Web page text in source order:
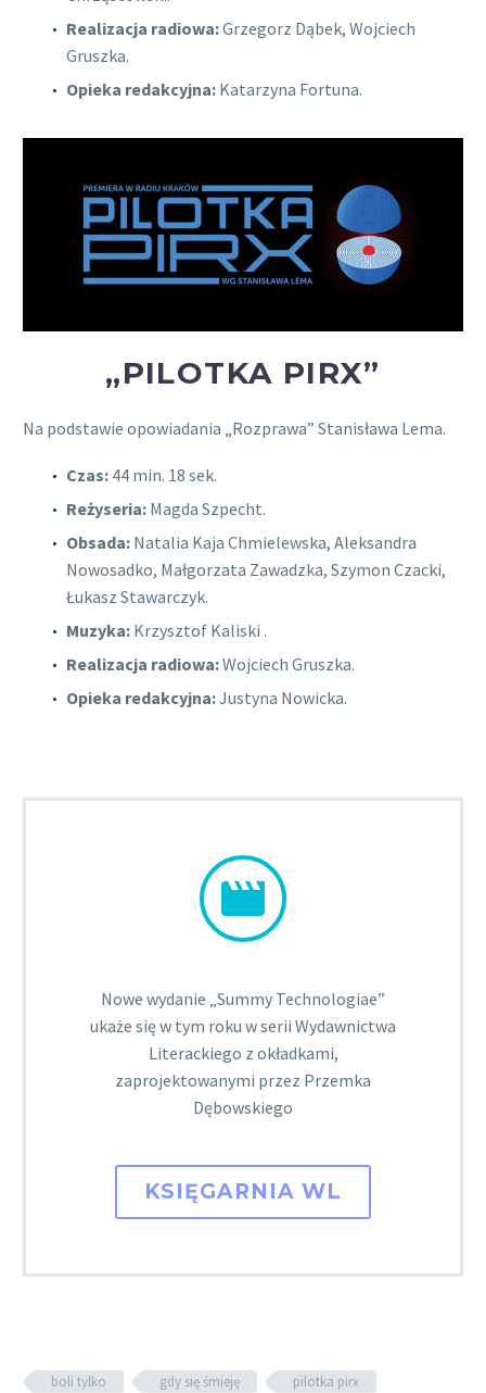
Realizacja radiowa:Grzegorz Dąbek, Wojciech
Gruszka.
Opieka redakcyjna: Katarzyna Fortuna.
„PILOTKA PIRX”
Na podstawie opowiadania „Rozprawa” Stanisława Lema.
Czas: 44 min. 18 sek.
Reżyseria: Magda Szpecht.
Obsada: Natalia Kaja Chmielewska, Aleksandra
Nowosadko, Małgorzata Zawadzka, Szymon Czacki,
Łukasz Stawarczyk.
Muzyka: Krzysztof Kaliski .
Realizacja radiowa:Wojciech Gruszka.
Opieka redakcyjna:Justyna Nowicka.


Nowe wydanie „Summy Technologiae”
ukaże się w tym roku w serii Wydawnictwa
Literackiego z okładkami,
zaprojektowanymi przez Przemka
Dębowskiego
KSIĘGARNIA WL
boli tylko gdy się śmieję
pilotka pirx